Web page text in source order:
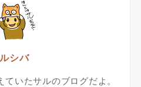
シバ
いたサルのブログだよ。